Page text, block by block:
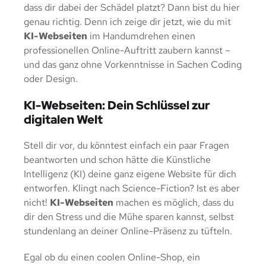
dass dir dabei der Schädel platzt? Dann bist du hier
genau richtig. Denn ich zeige dir jetzt, wie du mit
KI-Webseiten im Handumdrehen einen
professionellen Online-Auftritt zaubern kannst –
und das ganz ohne Vorkenntnisse in Sachen Coding
oder Design.
KI-Webseiten: Dein Schlüssel zur
digitalen Welt
Stell dir vor, du könntest einfach ein paar Fragen
beantworten und schon hätte die Künstliche
Intelligenz (KI) deine ganz eigene Website für dich
entworfen. Klingt nach Science-Fiction? Ist es aber
nicht! KI-Webseiten machen es möglich, dass du
dir den Stress und die Mühe sparen kannst, selbst
stundenlang an deiner Online-Präsenz zu tüfteln.
Egal ob du einen coolen Online-Shop, ein